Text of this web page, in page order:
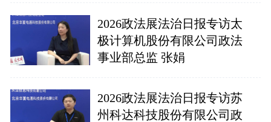
2026政法展法治日报专访太
极计算机股份有限公司政法
事业部总监 张娟
2026政法展法治日报专访苏
州科达科技股份有限公司政